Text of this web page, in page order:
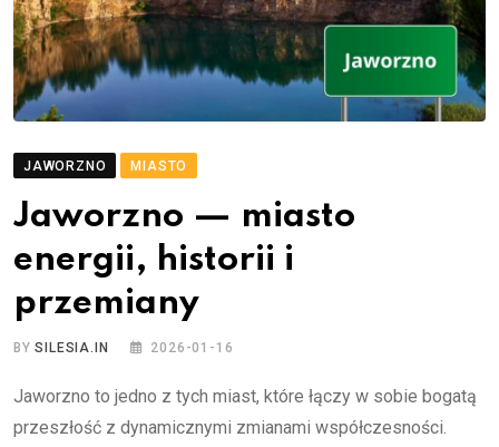
JAWORZNO MIASTO
Jaworzno — miasto
energii, historii i
przemiany
BYSILESIA.IN 2026-01-16
Jaworzno to jedno z tych miast, które łączy w sobie bogatą
przeszłość z dynamicznymi zmianami współczesności.